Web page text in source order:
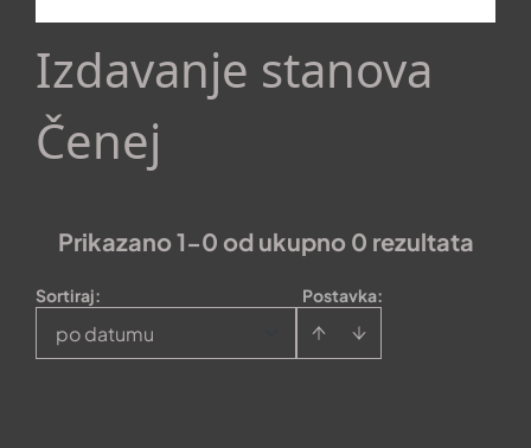
Izdavanje stanova
Čenej
Prikazano 1-0 od ukupno 0 rezultata
Postavka:
Sortiraj:
po datumu